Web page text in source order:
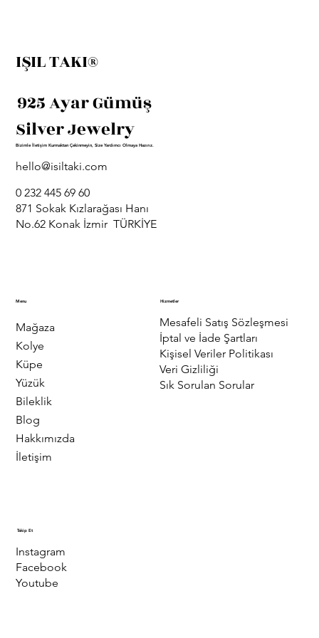
IŞIL TAKI®
925 Ayar Gümüş
Silver Jewelry
Bizimle İletişim Kurmaktan Çekinmeyin, Size Yardımcı Olmaya Hazırız.
hello@isiltaki.com
0 232 445 69 60
871 Sokak Kızlarağası Hanı
No.62 Konak İzmir TÜRKİYE
Menu
Mağaza
Kolye
Küpe
Yüzük
Bileklik
Blog
Hakkımızda
İletişim
Hizmetler
Mesafeli Satış Sözleşmesi
İptal ve İade Şartları
Kişisel Veriler Politikası
Veri Gizliliği
Sık Sorulan Sorular
Takip Et
Instagram
Facebook
Youtube